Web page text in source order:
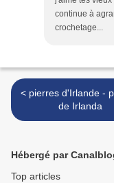
continue à
crochetage...
< pierres d'Irlande - piedras
de Irlanda
Hébergé par
Top articles